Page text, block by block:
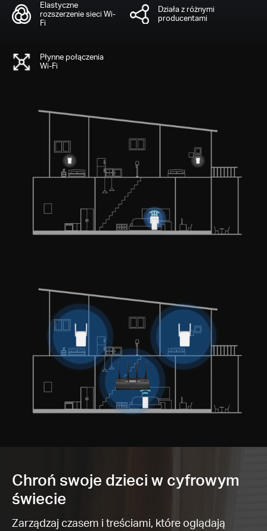
Elastyczne
rozszerzenie sieci Wi-
Fi
Działa z różnymi
producentami
Płynne połączenia
Wi-Fi
Chroń swoje dzieci w cyfrowym
świecie
Zarządzaj czasem i treściami, które oglądają